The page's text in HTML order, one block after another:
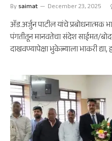
By saimat December 23, 2025
ॲड.अर्जुन पाटील यांचे प्रबोधनात्मक
पंगतीतून मानवतेचा संदेश साईमत/
दाखवण्यापेक्षा भुकेल्याला भाकरी द्या,